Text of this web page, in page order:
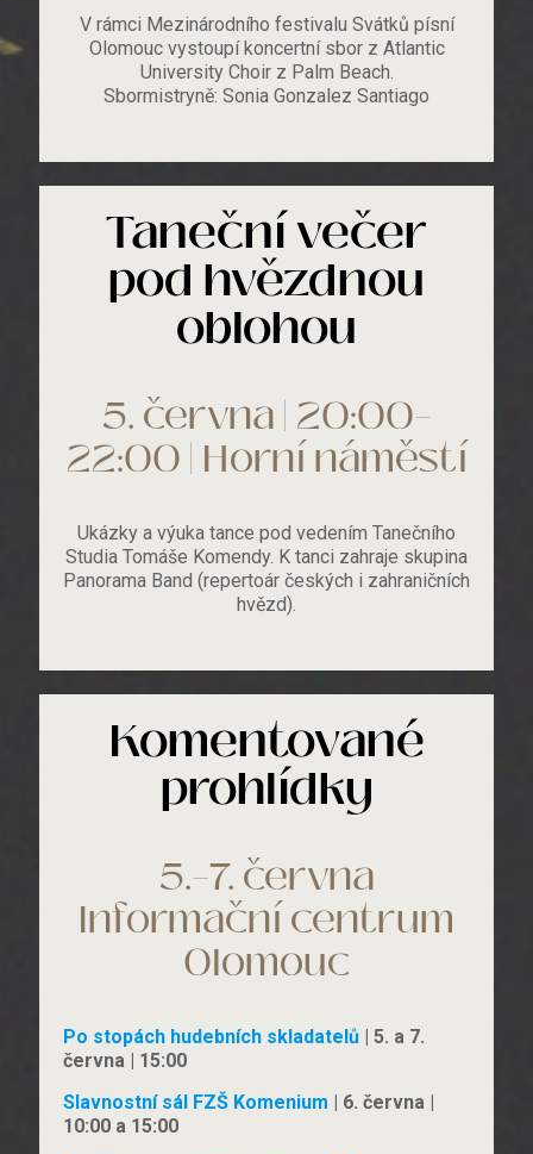
V rámci Mezinárodního festivalu Svátků písní
Olomouc vystoupí koncertní sbor z Atlantic
University Choir z Palm Beach.
Sbormistryně: Sonia Gonzalez Santiago
Taneční večer
pod hvězdnou
oblohou
5. června | 20:00–
22:00 | Horní náměstí
Ukázky a výuka tance pod vedením Tanečního
Studia Tomáše Komendy. K tanci zahraje skupina
Panorama Band (repertoár českých i zahraničních
hvězd).
Komentované
prohlídky
5.–7. června
Informační centrum
Olomouc
Po stopách hudebních skladatelů | 5. a 7.
června | 15:00
Slavnostní sál FZŠ Komenium | 6. června |
10:00 a 15:00